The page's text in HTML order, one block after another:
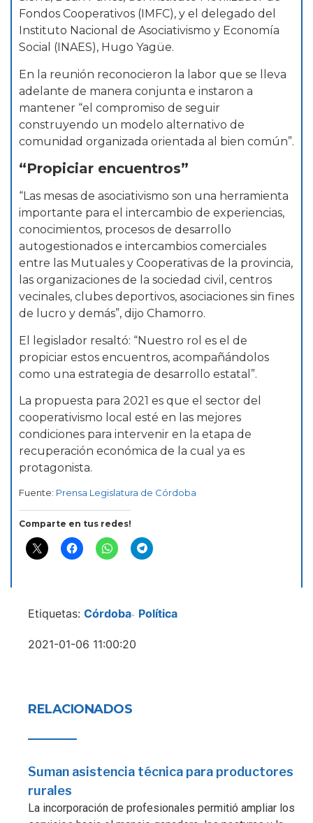
Fondos Cooperativos (IMFC), y el delegado del
Instituto Nacional de Asociativismo y Economía
Social (INAES), Hugo Yagüe.
En la reunión reconocieron la labor que se lleva
adelante de manera conjunta e instaron a
mantener “el compromiso de seguir
construyendo un modelo alternativo de
comunidad organizada orientada al bien común”.
“Propiciar encuentros”
“Las mesas de asociativismo son una herramienta
importante para el intercambio de experiencias,
conocimientos, procesos de desarrollo
autogestionados e intercambios comerciales
entre las Mutuales y Cooperativas de la provincia,
las organizaciones de la sociedad civil, centros
vecinales, clubes deportivos, asociaciones sin fines
de lucro y demás”, dijo Chamorro.
El legislador resaltó: “Nuestro rol es el de
propiciar estos encuentros, acompañándolos
como una estrategia de desarrollo estatal”.
La propuesta para 2021 es que el sector del
cooperativismo local esté en las mejores
condiciones para intervenir en la etapa de
recuperación económica de la cual ya es
protagonista.
Fuente: Prensa Legislatura de Córdoba
Comparte en tus redes!
Etiquetas: Córdoba- Política
2021-01-06 11:00:20
RELACIONADOS
Suman asistencia técnica para productores
rurales
La incorporación de profesionales permitió ampliar los